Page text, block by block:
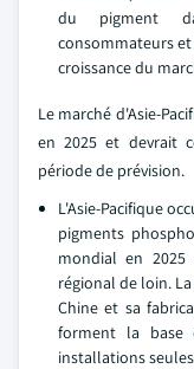
du pigment
consommateurs et
croissance du
Le marché d'Asie-
en 2025 et devrait
période de prévision.
L'Asie-Pacifique
pigments
mondial en
régional de loin.
Chine et sa
forment la base
installations